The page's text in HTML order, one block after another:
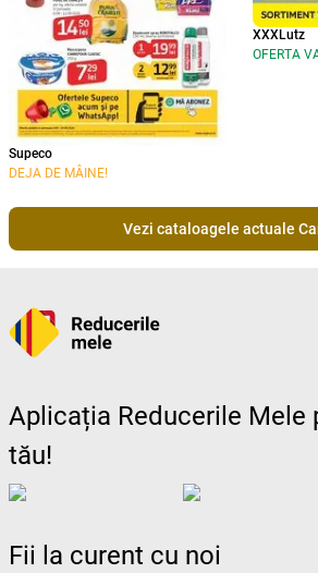
Supeco
DEJA DE MÂINE!
XXXLutz
OFERTA
Vezi cataloagele actuale
Aplicația Reducerile Mele
tău!
Fii la curent cu noi